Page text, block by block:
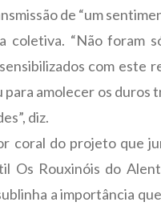
de “um
“Não foram
com este
amolecer os duros
diz.
coral do projeto que
Os Rouxinóis do
a importância